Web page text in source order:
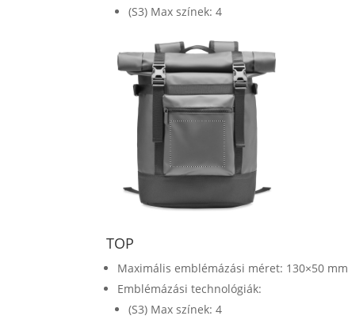
(S3) Max színek: 4
TOP
Maximális emblémázási méret: 130×50 mm
Emblémázási technológiák:
(S3) Max színek: 4